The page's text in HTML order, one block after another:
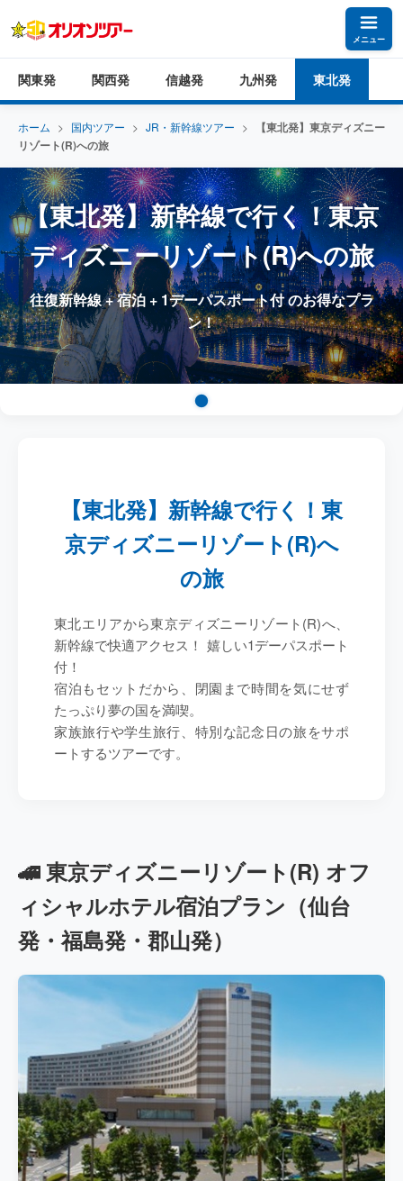
メニュー
関東発 関西発 信越発 九州発 東北発
ホーム > 国内ツアー > JR・新幹線ツアー >
【東北発】東京ディズニー
リゾート(R)への旅
【東北発】新幹線で行く！東京
ディズニーリゾート(R)への旅
往復新幹線 + 宿泊 + 1デーパスポート付 のお得なプラ
ン！
【東北発】新幹線で行く！東
京ディズニーリゾート(R)へ
の旅
東北エリアから東京ディズニーリゾート(R)へ、
新幹線で快適アクセス！ 嬉しい1デーパスポート
付 ！
宿泊もセットだから、閉園まで時間を気にせず
たっぷり夢の国を満喫。
家族旅行や学生旅行、特別な記念日の旅をサポ
ートするツアーです。
🚄 東京ディズニーリゾート(R) オフ
ィシャルホテル宿泊プラン（仙台
発・福島発・郡山発）